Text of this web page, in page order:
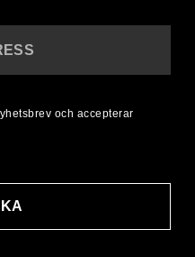
och accepterar